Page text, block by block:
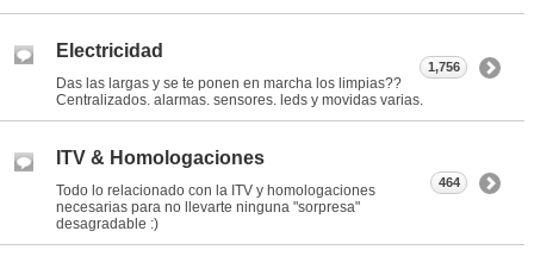
Electricidad
Das las largas y se te ponen en marcha los limpias??
Centralizados. alarmas. sensores. leds y movidas varias.
1,756
ITV & Homologaciones
Todo lo relacionado con la ITV y homologaciones
necesarias para no llevarte ninguna "sorpresa"
desagradable :)
464